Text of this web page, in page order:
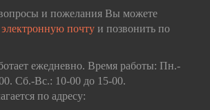
и пожелания Вы можете
почту и позвонить по
ежедневно. Время работы: Пн.-
Сб.-Вс.: 10-00 до 15-00.
по адресу: